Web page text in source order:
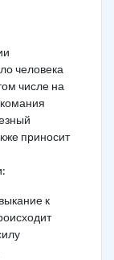
человека
числе на
приносит
к